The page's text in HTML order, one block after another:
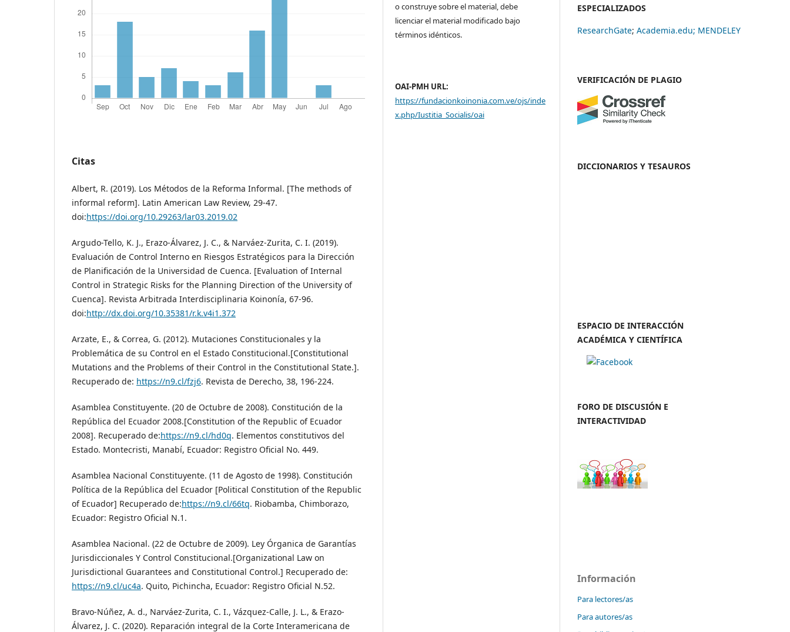
Citas
Albert, R. (2019). Los Métodos de la Reforma Informal. [The methods of
informal reform]. Latin American Law Review, 29-47.
doi:https://doi.org/10.29263/lar03.2019.02
Argudo-Tello, K. J., Erazo-Álvarez, J. C., & Narváez-Zurita, C. I. (2019).
Evaluación de Control Interno en Riesgos Estratégicos para la Dirección
de Planificación de la Universidad de Cuenca. [Evaluation of Internal
Control in Strategic Risks for the Planning Direction of the University of
Cuenca]. Revista Arbitrada Interdisciplinaria Koinonía, 67-96.
doi:http://dx.doi.org/10.35381/r.k.v4i1.372
Arzate, E., & Correa, G. (2012). Mutaciones Constitucionales y la
Problemática de su Control en el Estado Constitucional.[Constitutional
Mutations and the Problems of their Control in the Constitutional State.].
Recuperado de: https://n9.cl/fzj6. Revista de Derecho, 38, 196-224.
Asamblea Constituyente. (20 de Octubre de 2008). Constitución de la
República del Ecuador 2008.[Constitution of the Republic of Ecuador
2008]. Recuperado de:https://n9.cl/hd0q. Elementos constitutivos del
Estado. Montecristi, Manabí, Ecuador: Registro Oficial No. 449.
Asamblea Nacional Constituyente. (11 de Agosto de 1998). Constitución
Política de la República del Ecuador [Political Constitution of the Republic
of Ecuador] Recuperado de:https://n9.cl/66tq. Riobamba, Chimborazo,
Ecuador: Registro Oficial N.1.
Asamblea Nacional. (22 de Octubre de 2009). Ley Órganica de Garantías
Jurisdiccionales Y Control Constitucional.[Organizational Law on
Jurisdictional Guarantees and Constitutional Control.] Recuperado de:
https://n9.cl/uc4a. Quito, Pichincha, Ecuador: Registro Oficial N.52.
Bravo-Núñez, A. d., Narváez-Zurita, C. I., Vázquez-Calle, J. L., & Erazo-
Álvarez, J. C. (2020). Reparación integral de la Corte Interamericana de
o construye sobre el material, debe
licenciar el material modificado bajo
términos idénticos.
OAI-PMH URL:
https://fundacionkoinonia.com.ve/ojs/inde
x.php/Iustitia_Socialis/oai
ESPECIALIZADOS
ResearchGate; Academia.edu; MENDELEY
VERIFICACIÓN DE PLAGIO
DICCIONARIOS Y TESAUROS
ESPACIO DE INTERACCIÓN
ACADÉMICA Y CIENTÍFICA
FORO DE DISCUSIÓN E
INTERACTIVIDAD
Información
Para lectores/as
Para autores/as